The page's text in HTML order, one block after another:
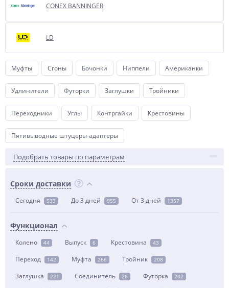
CONEX BANNINGER
LD
Муфты Сгоны Бочонки Ниппели Американки
Удлинители Футорки Заглушки Тройники
Переходники Углы Контргайки Крестовины
Пятивыводные штуцеры-адаптеры
Подобрать товары по параметрам
Сроки доставки
Сегодня 533 До 3 дней 955 От 3 дней 1357
Функционал
Колено 44 Выпуск 6 Крестовина 43
Переход 142 Муфта 266 Тройник 208
Заглушка 221 Соединитель 26 Футорка 202